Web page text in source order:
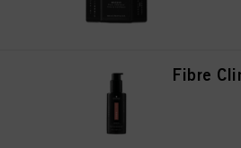
Fibre
IDH-nr.